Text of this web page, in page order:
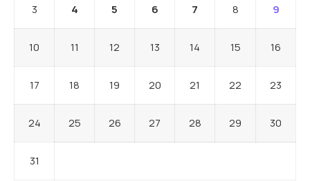
3 4 5 6 7 8 9
10 11 12 13 14 15 16
17 18 19 20 21 22 23
24 25 26 27 28 29 30
31